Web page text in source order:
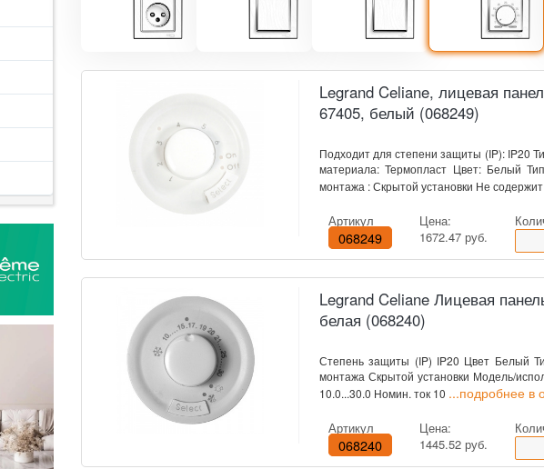
Legrand Celiane, лицевая
67405, белый (068249)
Подходит для степени защиты (IP): IP20
материала: Термопласт Цвет: Белый
монтажа : Скрытой установки Не содержит
Артикул
068249
Цена:
1672.47 руб.
Legrand Celiane Лицевая
белая (068240)
Степень защиты (IP) IP20 Цвет Белый
монтажа Скрытой установки Модель/
10.0...30.0 Номин. ток 10 ...подробнее в
Артикул
068240
Цена:
1445.52 руб.